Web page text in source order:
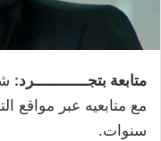
متابعة بتجــــــــــــرد:
سنوات.